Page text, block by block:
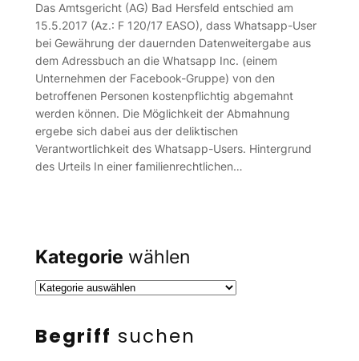
Das Amtsgericht (AG) Bad Hersfeld entschied am
15.5.2017 (Az.: F 120/17 EASO), dass Whatsapp-User
bei Gewährung der dauernden Datenweitergabe aus
dem Adressbuch an die Whatsapp Inc. (einem
Unternehmen der Facebook-Gruppe) von den
betroffenen Personen kostenpflichtig abgemahnt
werden können. Die Möglichkeit der Abmahnung
ergebe sich dabei aus der deliktischen
Verantwortlichkeit des Whatsapp-Users. Hintergrund
des Urteils In einer familienrechtlichen…
Kategorie wählen
Begriff suchen